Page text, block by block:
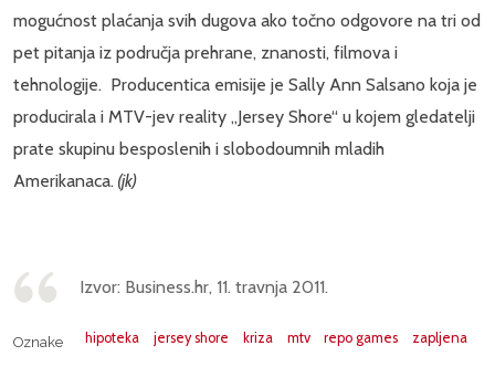
mogućnost plaćanja svih dugova ako točno odgovore na tri od
pet pitanja iz područja prehrane, znanosti, filmova i
tehnologije. Producentica emisije je Sally Ann Salsano koja je
producirala i MTV-jev reality „Jersey Shore“ u kojem gledatelji
prate skupinu besposlenih i slobodoumnih mladih
Amerikanaca. (jk)
Izvor: Business.hr, 11. travnja 2011.
Oznake hipoteka jersey shore kriza mtv repo games zapljena